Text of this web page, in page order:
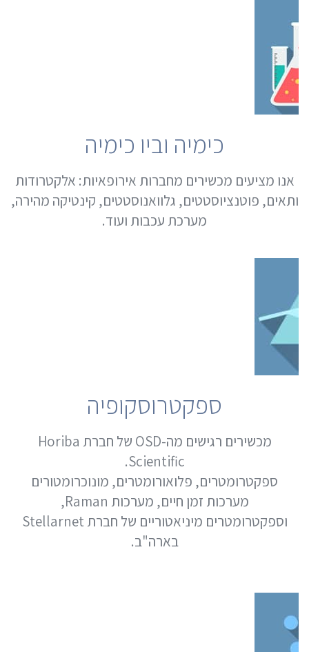
כימיה וביו כימיה
אנו מציעים מכשירים מחברות אירופאיות: אלקטרודות
ותאים, פוטנציוסטטים, גלוואנוסטטים, קינטיקה מהירה,
מערכת עכבות ועוד.
ספקטרוסקופיה
מכשירים רגישים מה-OSD של חברת Horiba
Scientific.
ספקטרומטרים, פלואורומטרים, מונוכרומטורים
מערכות זמן חיים, מערכות Raman,
וספקטרומטרים מיניאטוריים של חברת Stellarnet
בארה"ב.